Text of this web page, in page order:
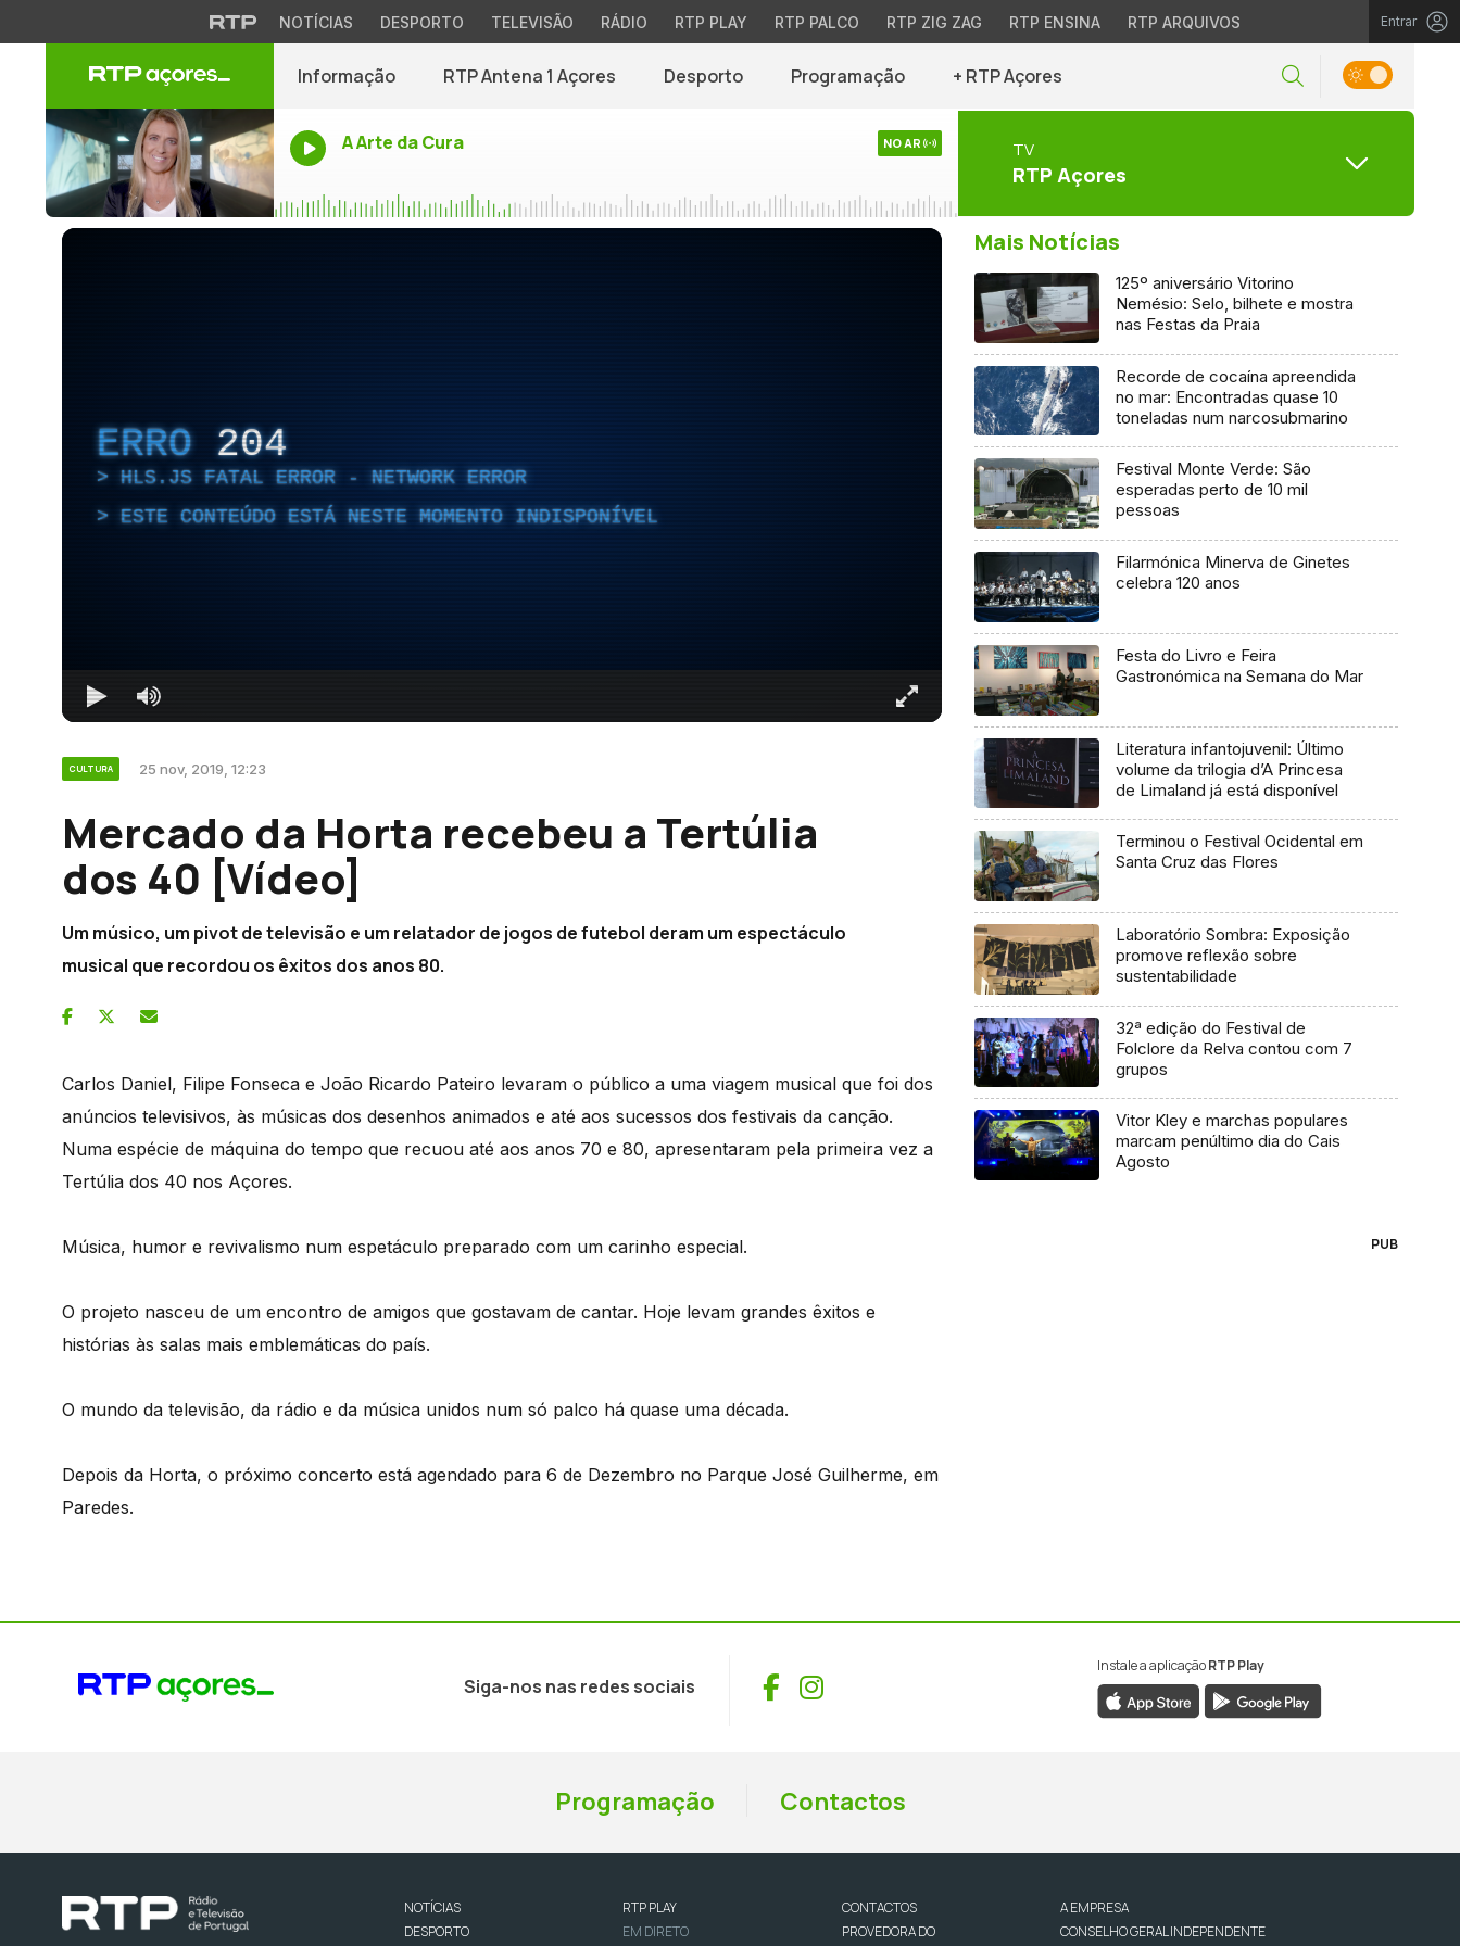
NOTÍCIAS DESPORTO TELEVISÃO RÁDIO RTP PLAY RTP PALCO RTP ZIG ZAG RTP ENSINA RTP ARQUIVOS Entrar
Informação RTP Antena 1 Açores Desporto Programação + RTP Açores
A Arte da Cura NO AR TV
RTP Açores
ERRO 204
HLS.JS FATAL ERROR - NETWORK ERROR
ESTE CONTEÚDO ESTÁ NESTE MOMENTO INDISPONÍVEL
CULTURA 25 nov, 2019, 12:23
Mercado da Horta recebeu a Tertúlia
dos 40 [Vídeo]
Um músico, um pivot de televisão e um relatador de jogos de futebol deram um espectáculo
musical que recordou os êxitos dos anos 80.
Carlos Daniel, Filipe Fonseca e João Ricardo Pateiro levaram o público a uma viagem musical que foi dos
anúncios televisivos, às músicas dos desenhos animados e até aos sucessos dos festivais da canção.
Numa espécie de máquina do tempo que recuou até aos anos 70 e 80, apresentaram pela primeira vez a
Tertúlia dos 40 nos Açores.
Música, humor e revivalismo num espetáculo preparado com um carinho especial.
O projeto nasceu de um encontro de amigos que gostavam de cantar. Hoje levam grandes êxitos e
histórias às salas mais emblemáticas do país.
O mundo da televisão, da rádio e da música unidos num só palco há quase uma década.
Depois da Horta, o próximo concerto está agendado para 6 de Dezembro no Parque José Guilherme, em
Paredes.
Mais Notícias
125º aniversário Vitorino
Nemésio: Selo, bilhete e mostra
nas Festas da Praia
Recorde de cocaína apreendida
no mar: Encontradas quase 10
toneladas num narcosubmarino
Festival Monte Verde: São
esperadas perto de 10 mil
pessoas
Filarmónica Minerva de Ginetes
celebra 120 anos
Festa do Livro e Feira
Gastronómica na Semana do Mar
Literatura infantojuvenil: Último
volume da trilogia d’A Princesa
de Limaland já está disponível
Terminou o Festival Ocidental em
Santa Cruz das Flores
Laboratório Sombra: Exposição
promove reflexão sobre
sustentabilidade
32ª edição do Festival de
Folclore da Relva contou com 7
grupos
Vitor Kley e marchas populares
marcam penúltimo dia do Cais
Agosto
PUB
Siga-nos nas redes sociais Facebook
Instagram
Instale a aplicaçãoRTP Play
Programação Contactos
NOTÍCIAS
DESPORTO
RTP PLAY
EM DIRETO
CONTACTOS
PROVEDORA DO
A EMPRESA
CONSELHO GERAL INDEPENDENTE